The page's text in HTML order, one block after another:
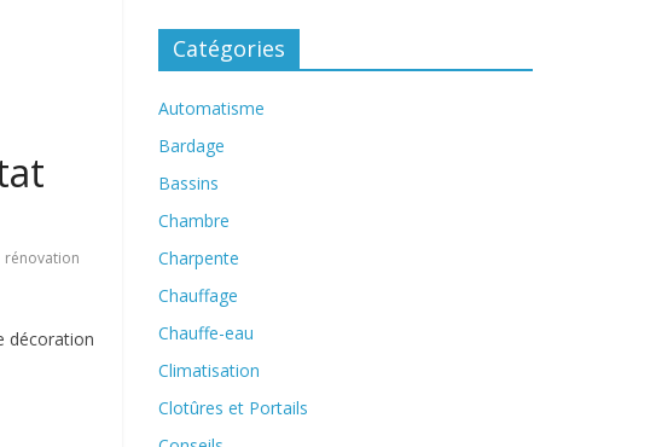
rénovation
décoration
Catégories
Automatisme
Bardage
Bassins
Chambre
Charpente
Chauffage
Chauffe-eau
Climatisation
Clotûres et Portails